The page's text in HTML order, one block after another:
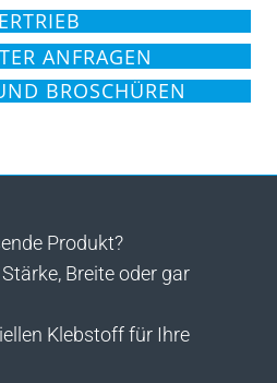
ANFRAGEN
BROSCHÜREN
Produkt?
Breite oder gar
Klebstoff für Ihre